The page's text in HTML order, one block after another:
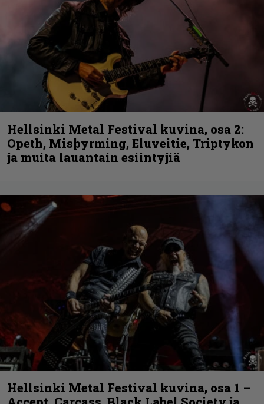
Hellsinki Metal Festival kuvina, osa 2:
Opeth, Misþyrming, Eluveitie, Triptykon
ja muita lauantain esiintyjiä
Hellsinki Metal Festival kuvina, osa 1 –